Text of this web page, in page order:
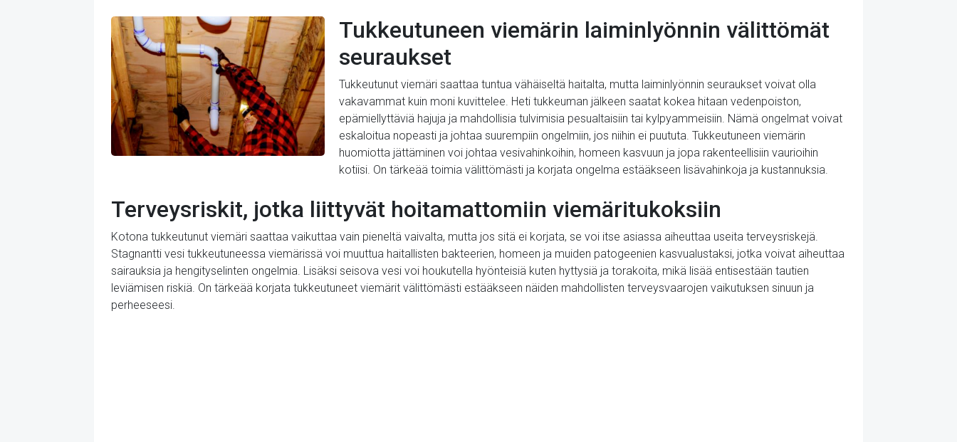
Tukkeutuneen viemärin laiminlyönnin välittömät
seuraukset
Tukkeutunut viemäri saattaa tuntua vähäiseltä haitalta, mutta laiminlyönnin seuraukset voivat olla
vakavammat kuin moni kuvittelee. Heti tukkeuman jälkeen saatat kokea hitaan vedenpoiston,
epämiellyttäviä hajuja ja mahdollisia tulvimisia pesualtaisiin tai kylpyammeisiin. Nämä ongelmat voivat
eskaloitua nopeasti ja johtaa suurempiin ongelmiin, jos niihin ei puututa. Tukkeutuneen viemärin
huomiotta jättäminen voi johtaa vesivahinkoihin, homeen kasvuun ja jopa rakenteellisiin vaurioihin
kotiisi. On tärkeää toimia välittömästi ja korjata ongelma estääkseen lisävahinkoja ja kustannuksia.
Terveysriskit, jotka liittyvät hoitamattomiin viemäritukoksiin
Kotona tukkeutunut viemäri saattaa vaikuttaa vain pieneltä vaivalta, mutta jos sitä ei korjata, se voi itse asiassa aiheuttaa useita terveysriskejä.
Stagnantti vesi tukkeutuneessa viemärissä voi muuttua haitallisten bakteerien, homeen ja muiden patogeenien kasvualustaksi, jotka voivat aiheuttaa
sairauksia ja hengityselinten ongelmia. Lisäksi seisova vesi voi houkutella hyönteisiä kuten hyttysiä ja torakoita, mikä lisää entisestään tautien
leviämisen riskiä. On tärkeää korjata tukkeutuneet viemärit välittömästi estääkseen näiden mahdollisten terveysvaarojen vaikutuksen sinuun ja
perheeseesi.